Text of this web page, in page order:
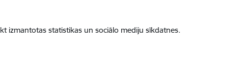
izmantotas statistikas un sociālo mediju sīkdatnes.